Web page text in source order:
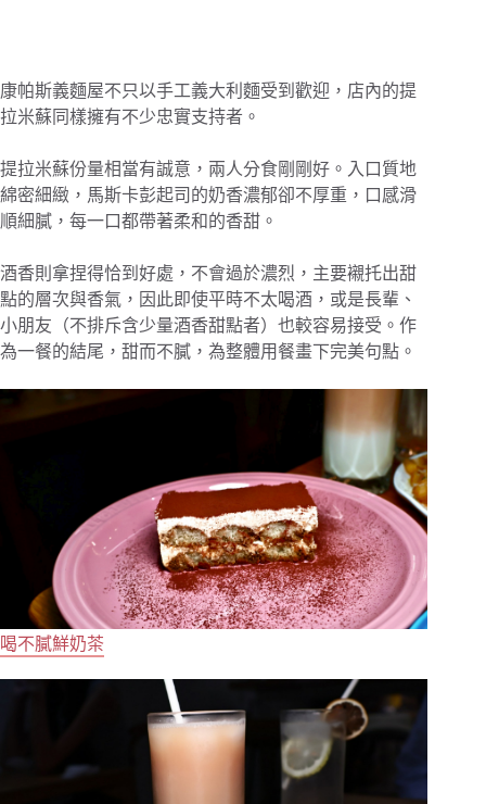
康帕斯義麵屋不只以手工義大利麵受到歡迎，店內的提
拉米蘇同樣擁有不少忠實支持者。
提拉米蘇份量相當有誠意，兩人分食剛剛好。入口質地
綿密細緻，馬斯卡彭起司的奶香濃郁卻不厚重，口感滑
順細膩，每一口都帶著柔和的香甜。
酒香則拿捏得恰到好處，不會過於濃烈，主要襯托出甜
點的層次與香氣，因此即使平時不太喝酒，或是長輩、
小朋友（不排斥含少量酒香甜點者）也較容易接受。作
為一餐的結尾，甜而不膩，為整體用餐畫下完美句點。
喝不膩鮮奶茶